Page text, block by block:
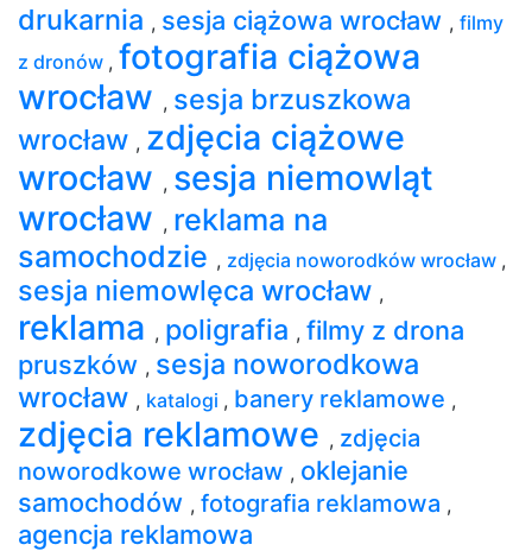
drukarnia , sesja ciążowa wrocław , filmy
z dronów , fotografia ciążowa
wrocław , sesja brzuszkowa
wrocław , zdjęcia ciążowe
wrocław , sesja niemowląt
wrocław , reklama na
samochodzie , zdjęcia noworodków wrocław ,
sesja niemowlęca wrocław ,
reklama , poligrafia , filmy z drona
pruszków , sesja noworodkowa
wrocław , katalogi , banery reklamowe ,
zdjęcia reklamowe , zdjęcia
noworodkowe wrocław , oklejanie
samochodów , fotografia reklamowa ,
agencja reklamowa